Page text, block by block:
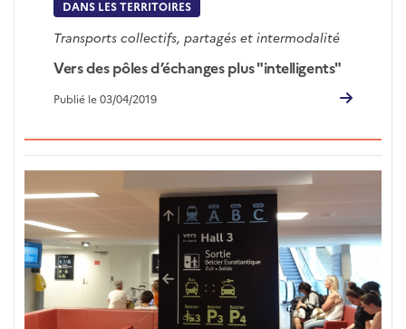
DANS LES TERRITOIRES
Transports collectifs, partagés et intermodalité
Vers des pôles d’échanges plus "intelligents"
Publié le 03/04/2019